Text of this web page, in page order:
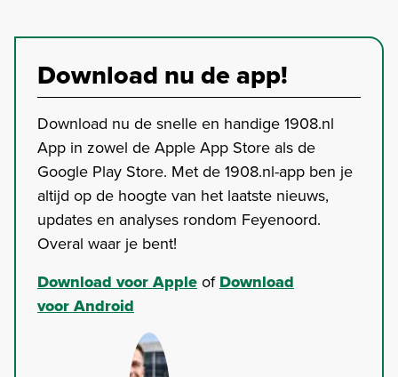
Download nu de app!
Download nu de snelle en handige 1908.nl
App in zowel de Apple App Store als de
Google Play Store. Met de 1908.nl-app ben je
altijd op de hoogte van het laatste nieuws,
updates en analyses rondom Feyenoord.
Overal waar je bent!
Download voor AppleofDownload
voor Android